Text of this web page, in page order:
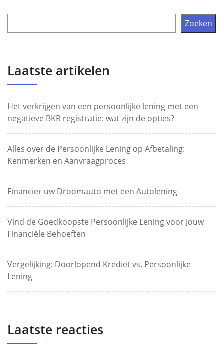
Zoeken
Laatste artikelen
Het verkrijgen van een persoonlijke lening met een
negatieve BKR registratie: wat zijn de opties?
Alles over de Persoonlijke Lening op Afbetaling:
Kenmerken en Aanvraagproces
Financier uw Droomauto met een Autolening
Vind de Goedkoopste Persoonlijke Lening voor Jouw
Financiële Behoeften
Vergelijking: Doorlopend Krediet vs. Persoonlijke
Lening
Laatste reacties